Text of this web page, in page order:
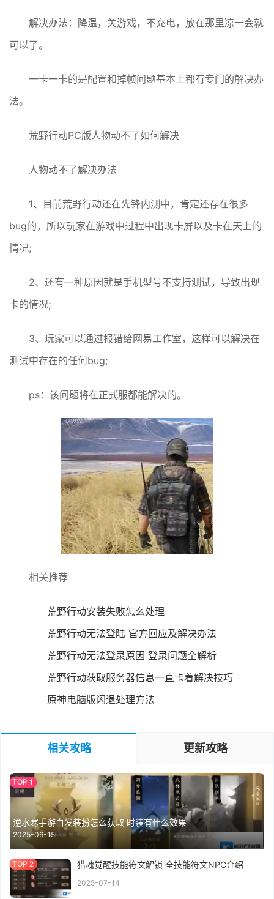
解决办法：降温，关游戏，不充电，放在那里凉一会就
可以了。
一卡一卡的是配置和掉帧问题基本上都有专门的解决办
法。
荒野行动PC版人物动不了如何解决
人物动不了解决办法
1、目前荒野行动还在先锋内测中，肯定还存在很多
bug的，所以玩家在游戏中过程中出现卡屏以及卡在天上的
情况;
2、还有一种原因就是手机型号不支持测试，导致出现
卡的情况;
3、玩家可以通过报错给网易工作室，这样可以解决在
测试中存在的任何bug;
ps：该问题将在正式服都能解决的。
相关推荐
荒野行动安装失败怎么处理
荒野行动无法登陆 官方回应及解决办法
荒野行动无法登录原因 登录问题全解析
荒野行动获取服务器信息一直卡着解决技巧
原神电脑版闪退处理方法
相关攻略 更新攻略
逆水寒手游白发装扮怎么获取 时装有什么效果
2025-06-15
猎魂觉醒技能符文解锁 全技能符文NPC介绍
2025-07-14